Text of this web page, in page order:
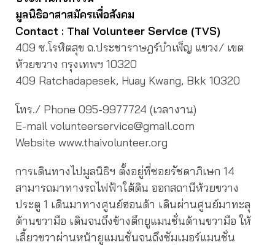
มูลนิธิอาสาสมัครเพื่อสังคม
Contact : Thai Volunteer Service (TVS)
409 ซ.โรหิตสุข ถ.ประชาราษฎร์บำเพ็ญ แขวง/ เขต
ห้วยขวาง กรุงเทพฯ 10320
409 Ratchadapesek, Huay Kwang, Bkk 10320
โทร./ Phone 095-9977724 (เวลางาน)
E-mail volunteerservice@gmail.com
Website www.thaivolunteer.org
การเดินทางไปมูลนิธิฯ ตั้งอยู่ที่ซอยรัชดาภิเษก 14
สามารถมาทางรถไฟฟ้าใต้ดิน ออกสถานีห้วยขวาง
ประตู 1 เดินมาทางศูนย์ฮอนด้า เดินผ่านศูนย์มาทะลุ
ด้านขวามือ เดินจนถึงข้างตึกยูแมนชั่นด้านขวามือ ให้
เลี้ยวขวาผ่านหน้ายูแมนชั่นจนถึงซัมเมอร์แมนชั่น